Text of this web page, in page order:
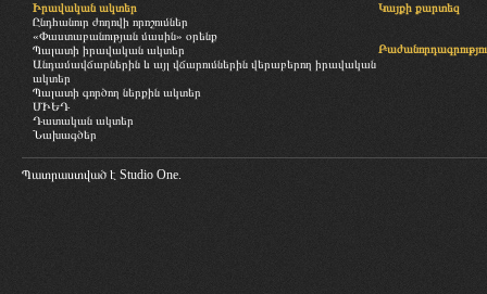
Իրավական ակտեր
Ընդհանուր ժողովի որոշումներ
«Փաստաբանության մասին» օրենք
Պալատի իրավական ակտեր
Անդամավճարներին և այլ վճարումներին վերաբերող իրավական
ակտեր
Պալատի գործող ներքին ակտեր
ՄԻԵԴ
Դատական ակտեր
Նախագծեր
Կայքի քարտեզ
Պատրաստված է Studio One.